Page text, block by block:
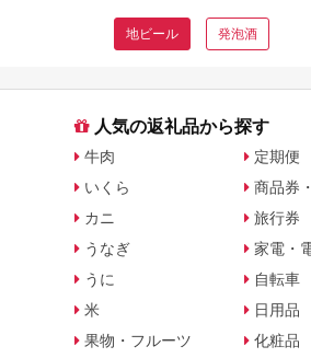
地ビール 発泡酒
人気の返礼品から探す
牛肉
いくら
カニ
うなぎ
うに
米
果物・フルーツ
定期便
商品券
旅行券
家電・
自転車
日用品
化粧品